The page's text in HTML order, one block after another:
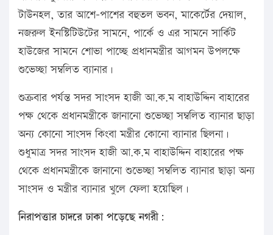
টাউনহল, তার আশে-পাশের বহুতল ভবন, মাকের্টের দেয়াল,
নজরুল ইনস্টিটিউটের সামনে, পার্কে ও এর সামনে সার্কিট
হাউজের সামনে শোভা পাচ্ছে প্রধানমন্ত্রীর আগমন উপলক্ষে
শুভেচ্ছা সম্বলিত ব্যানার।
শুক্রবার পর্যন্ত সদর সাংসদ হাজী আ.ক.ম বাহাউদ্দিন বাহারের
পক্ষ থেকে প্রধানমন্ত্রীকে জানানো শুভেচ্ছা সম্বলিত ব্যানার ছাড়া
অন্য কোনো সাংসদ কিংবা মন্ত্রীর কোনো ব্যানার ছিলনা।
শুধুমাত্র সদর সাংসদ হাজী আ.ক.ম বাহাউদ্দিন বাহারের পক্ষ
থেকে প্রধানমন্ত্রীকে জানানো শুভেচ্ছা সম্বলিত ব্যানার ছাড়া অন্য
সাংসদ ও মন্ত্রীর ব্যানার খুলে ফেলা হয়েছিল।
নিরাপত্তার চাদরে ঢাকা পড়েছে নগরী: